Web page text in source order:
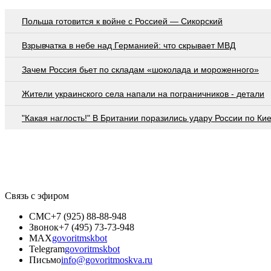
Польша готовится к войне с Россией — Сикорский
Взрывчатка в небе над Германией: что скрывает МВД
Зачем Россия бьет по складам «шоколада и мороженного»
Жители украинского села напали на пограничников - детали
"Какая наглость!" В Британии поразились удару России по
Связь с эфиром
СМС+7 (925) 88-88-948
Звонок+7 (495) 73-73-948
MAXgovoritmskbot
Telegramgovoritmskbot
Письмоinfo@govoritmoskva.ru